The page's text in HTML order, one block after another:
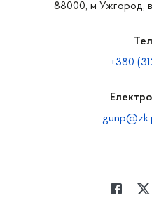
88000, м Ужгород,
+380